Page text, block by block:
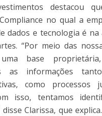
destacou
no qual a
dados e tecnologia é na
“Por meio das
uma base
as informações
como processos
isso, tentamos
Clarissa, que